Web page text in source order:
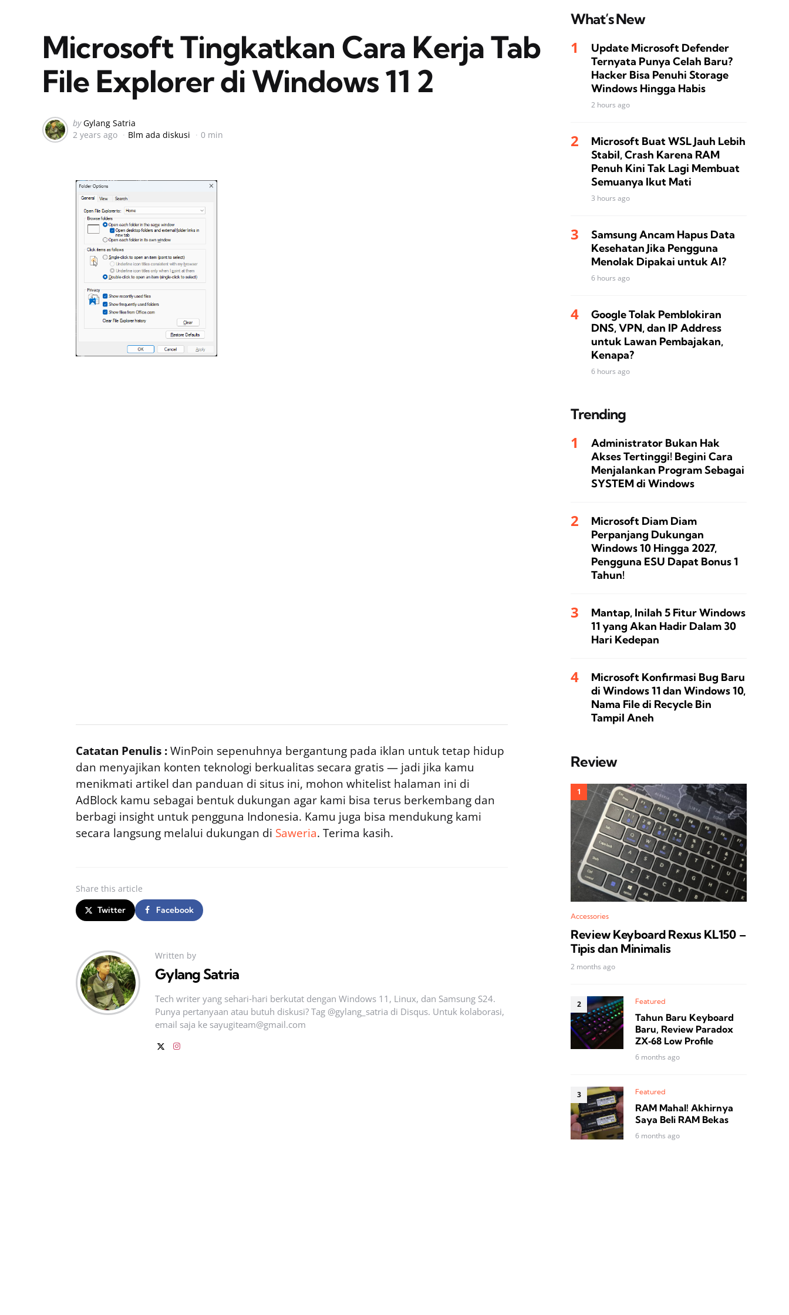
Microsoft Tingkatkan Cara Kerja Tab
File Explorer di Windows 11 2
Posted
by
by Gylang Satria
2 years ago
Blm ada diskusi 0 min
Catatan Penulis :WinPoin sepenuhnya bergantung pada iklan untuk tetap hidup
dan menyajikan konten teknologi berkualitas secara gratis — jadi jika kamu
menikmati artikel dan panduan di situs ini, mohon whitelist halaman ini di
AdBlock kamu sebagai bentuk dukungan agar kami bisa terus berkembang dan
berbagi insight untuk pengguna Indonesia. Kamu juga bisa mendukung kami
secara langsung melalui dukungan di Saweria. Terima kasih.
Share this article
Twitter Facebook
Written by
Gylang Satria
Tech writer yang sehari‑hari berkutat dengan Windows 11, Linux, dan Samsung S24.
Punya pertanyaan atau butuh diskusi? Tag @gylang_satria di Disqus. Untuk kolaborasi,
email saja ke sayugiteam@gmail.com
What’s New
Update Microsoft Defender
Ternyata Punya Celah Baru?
Hacker Bisa Penuhi Storage
Windows Hingga Habis
2 hours ago
Microsoft Buat WSL Jauh Lebih
Stabil, Crash Karena RAM
Penuh Kini Tak Lagi Membuat
Semuanya Ikut Mati
3 hours ago
Samsung Ancam Hapus Data
Kesehatan Jika Pengguna
Menolak Dipakai untuk AI?
6 hours ago
Google Tolak Pemblokiran
DNS, VPN, dan IP Address
untuk Lawan Pembajakan,
Kenapa?
6 hours ago
Trending
Administrator Bukan Hak
Akses Tertinggi! Begini Cara
Menjalankan Program Sebagai
SYSTEM di Windows
Microsoft Diam Diam
Perpanjang Dukungan
Windows 10 Hingga 2027,
Pengguna ESU Dapat Bonus 1
Tahun!
Mantap, Inilah 5 Fitur Windows
11 yang Akan Hadir Dalam 30
Hari Kedepan
Microsoft Konfirmasi Bug Baru
di Windows 11 dan Windows 10,
Nama File di Recycle Bin
Tampil Aneh
Review
Accessories
Review Keyboard Rexus KL150 –
Tipis dan Minimalis
2 months ago
Featured
Tahun Baru Keyboard
Baru, Review Paradox
ZX‑68 Low Profile
6 months ago
Featured
RAM Mahal! Akhirnya
Saya Beli RAM Bekas
6 months ago